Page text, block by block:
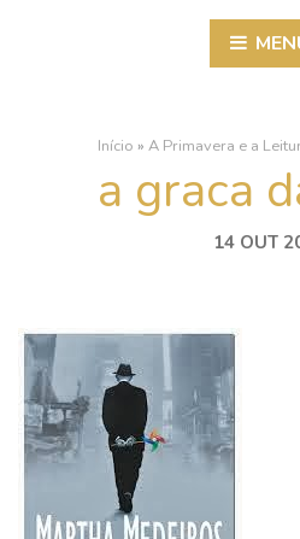
Início » A Primavera e a
a graca
14 OUT